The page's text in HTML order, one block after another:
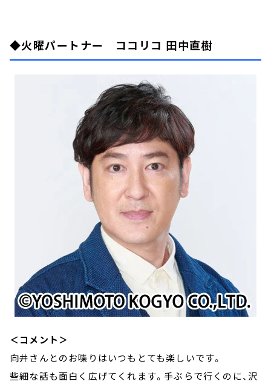
◆火曜パートナー ココリコ 田中直樹
＜コメント＞
向井さんとのお喋りはいつもとても楽しいです。
些細な話も面白く広げてくれます。手ぶらで行くのに、沢